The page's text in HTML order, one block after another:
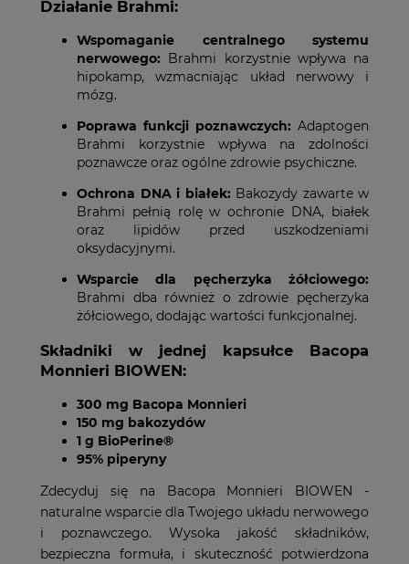
Działanie Brahmi:
Wspomaganie centralnego systemu
nerwowego: Brahmi korzystnie wpływa na
hipokamp, wzmacniając układ nerwowy i
mózg.
Poprawa funkcji poznawczych: Adaptogen
Brahmi korzystnie wpływa na zdolności
poznawcze oraz ogólne zdrowie psychiczne.
Ochrona DNA i białek: Bakozydy zawarte w
Brahmi pełnią rolę w ochronie DNA, białek
oraz lipidów przed uszkodzeniami
oksydacyjnymi.
Wsparcie dla pęcherzyka żółciowego:
Brahmi dba również o zdrowie pęcherzyka
żółciowego, dodając wartości funkcjonalnej.
Składniki w jednej kapsułce Bacopa
Monnieri BIOWEN:
300 mg Bacopa Monnieri
150 mg bakozydów
1 g BioPerine®
95% piperyny
Zdecyduj się na Bacopa Monnieri BIOWEN -
naturalne wsparcie dla Twojego układu nerwowego
i poznawczego. Wysoka jakość składników,
bezpieczna formuła, i skuteczność potwierdzona